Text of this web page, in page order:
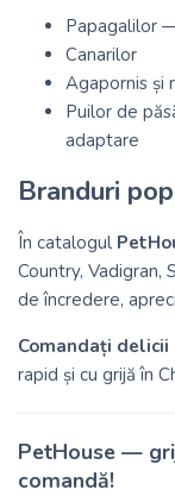
Papagalilor
Canarilor
Agapornis și
Puilor de
adaptare
Branduri
În catalogul
Country, Vadigran,
de încredere,
Comandați
rapid și cu grijă în
PetHouse —
comandă!